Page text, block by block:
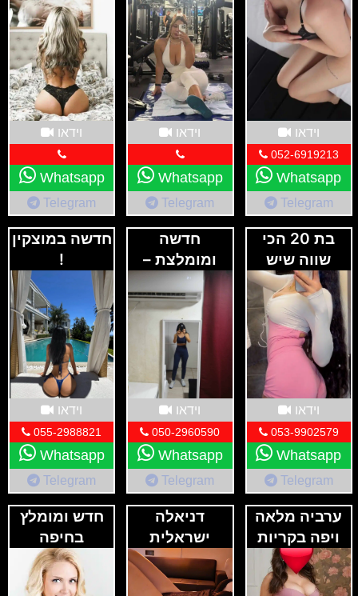
וידאו
052-6919213
Whatsapp
Telegram
וידאו
Whatsapp
Telegram
אמיתיות
וידאו
Whatsapp
Telegram
בת 20 הכי
שווה שיש
בארץ 🎀
וידאו
053-9902579
Whatsapp
Telegram
חדשה
ומומלצת –
ברמה גבוהה
וידאו
050-2960590
Whatsapp
Telegram
חדשה במוצקין
!
וידאו
055-2988821
Whatsapp
Telegram
ערביה מלאה
ויפה בקריות
דניאלה
ישראלית
חדשה בחיפה
חדש ומומלץ
בחיפה